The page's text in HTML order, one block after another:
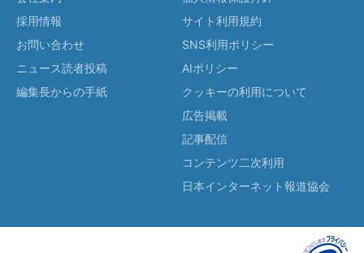
採用情報
お問い合わせ
ニュース読者投稿
編集長からの手紙
サイト利用規約
SNS利用ポリシー
AIポリシー
クッキーの利用について
広告掲載
記事配信
コンテンツ二次利用
日本インターネット報道協会